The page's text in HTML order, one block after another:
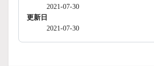
2021-07-30
更新日
2021-07-30